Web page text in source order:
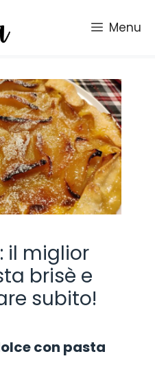
Menu
il miglior
brisè e
subito!
con pasta